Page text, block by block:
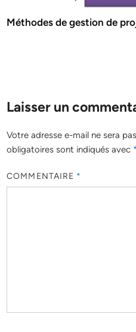
Méthodes de gestion de
Laisser un
Votre adresse e-mail ne sera
obligatoires sont indiqués avec *
COMMENTAIRE *